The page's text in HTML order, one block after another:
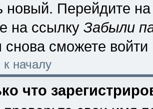
новый. Перейдите
на ссылку Забыли
снова сможете
к началу
что